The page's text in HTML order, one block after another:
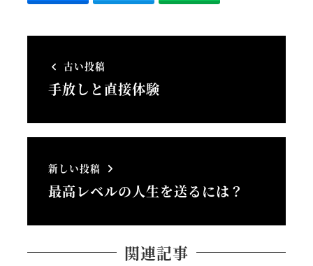
古い投稿
手放しと直接体験
新しい投稿
最高レベルの人生を送るには？
関連記事